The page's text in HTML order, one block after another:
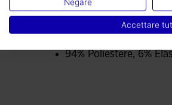
Tipo di vestibilità:
leggermente aderente
94% Poliestere, 6%
Negare
Accettare